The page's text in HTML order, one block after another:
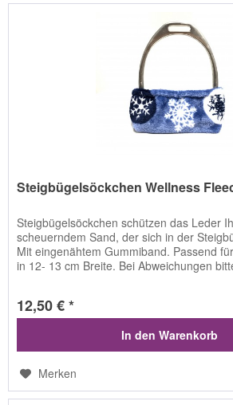
Steigbügelsöckchen Wellness
Steigbügelsöckchen schützen das Leder
scheuerndem Sand, der sich in der
Mit eingenähtem Gummiband. Passend
in 12- 13 cm Breite. Bei Abweichungen
12,50 € *
In den Warenkorb
Merken